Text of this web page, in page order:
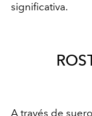
significativa.
A través de